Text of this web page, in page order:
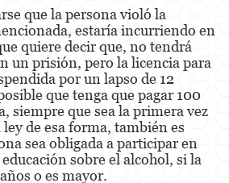
por los cuales un Menor puede ser
como Adulto
de los Padres en Casos Juveniles
Informal Juvenil
de Justicia Juvenil
de los Tres Delitos y Fuera
que la persona violó la
estaría incurriendo en
quiere decir que, no tendrá
un prisión, pero la licencia para
por un lapso de 12
que tenga que pagar 100
siempre que sea la primera vez
de esa forma, también es
sea obligada a participar en
sobre el alcohol, si la
o es mayor.